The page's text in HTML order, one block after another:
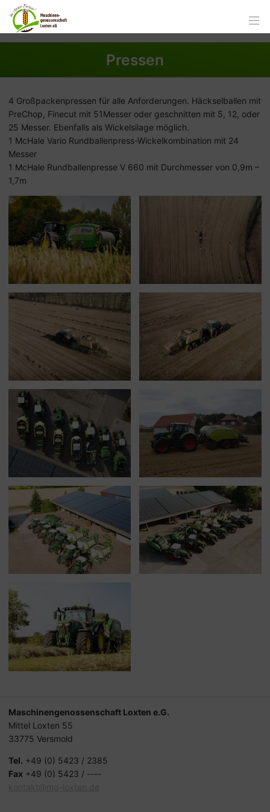
Pressen
4 Großpackenpressen für alle Anforderungen. Häckselballen mit
PreChop, Finecut mit 51Messer oder geschnitten mit 5, 12, oder
25 Messer. Ebenfalls als Wickelsilage möglich.
1 McHale Vario Rundballenpress-Wickelkombination mit 24
Messer
1 McHale Rundballenpresse V 660 mit Durchmesser von 0,9m –
1,7m
Maschinengenossenschaft Loxten e.G.
Mittel Loxten 55
33775 Versmold
Tel. +49 (0) 5423 / 2385
Fax +49 (0) 5423 / ----